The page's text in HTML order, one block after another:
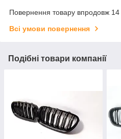
Повернення товару впродовж 14
Всі умови повернення
Подібні товари компанії